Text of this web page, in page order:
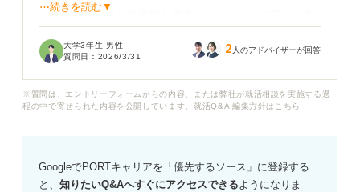
「みんなで協力して目標を達成した」という内容は、多
凡すぎて印象に残らないのではないかと心配です。
のように貢献したのかを具体的に伝えるには、どうすれ
としてアピールすることは可能ですか？
⋯続きを読む▼
大学3年生 男性
質問日： 2026/3/31 2 人のアドバイザーが回答
※質問は、エントリーフォームからの内容、または弊社が就活相談を実施する過
程の中で寄せられた内容を公開しています。就活Q&A 編集方針は こちら
GoogleでPORTキャリアを「優先するソース」に登録する
と、 知りたいQ&Aへすぐにアクセスできるようになりま